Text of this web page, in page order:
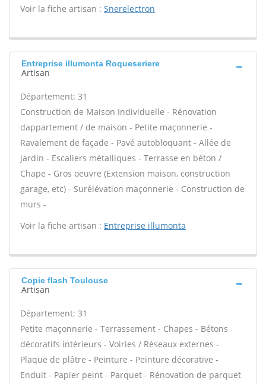
Voir la fiche artisan : Snerelectron
Entreprise illumonta Roqueseriere
Artisan
Département: 31
Construction de Maison Individuelle - Rénovation
dappartement / de maison - Petite maçonnerie -
Ravalement de façade - Pavé autobloquant - Allée de
jardin - Escaliers métalliques - Terrasse en béton /
Chape - Gros oeuvre (Extension maison, construction
garage, etc) - Surélévation maçonnerie - Construction de
murs -
Voir la fiche artisan : Entreprise illumonta
Copie flash Toulouse
Artisan
Département: 31
Petite maçonnerie - Terrassement - Chapes - Bétons
décoratifs intérieurs - Voiries / Réseaux externes -
Plaque de plâtre - Peinture - Peinture décorative -
Enduit - Papier peint - Parquet - Rénovation de parquet